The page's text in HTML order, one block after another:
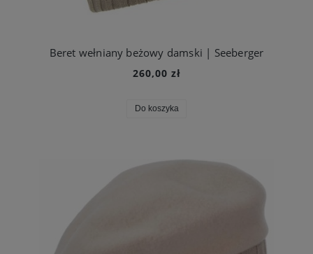
Beret wełniany beżowy damski | Seeberger
260,00 zł
Do koszyka